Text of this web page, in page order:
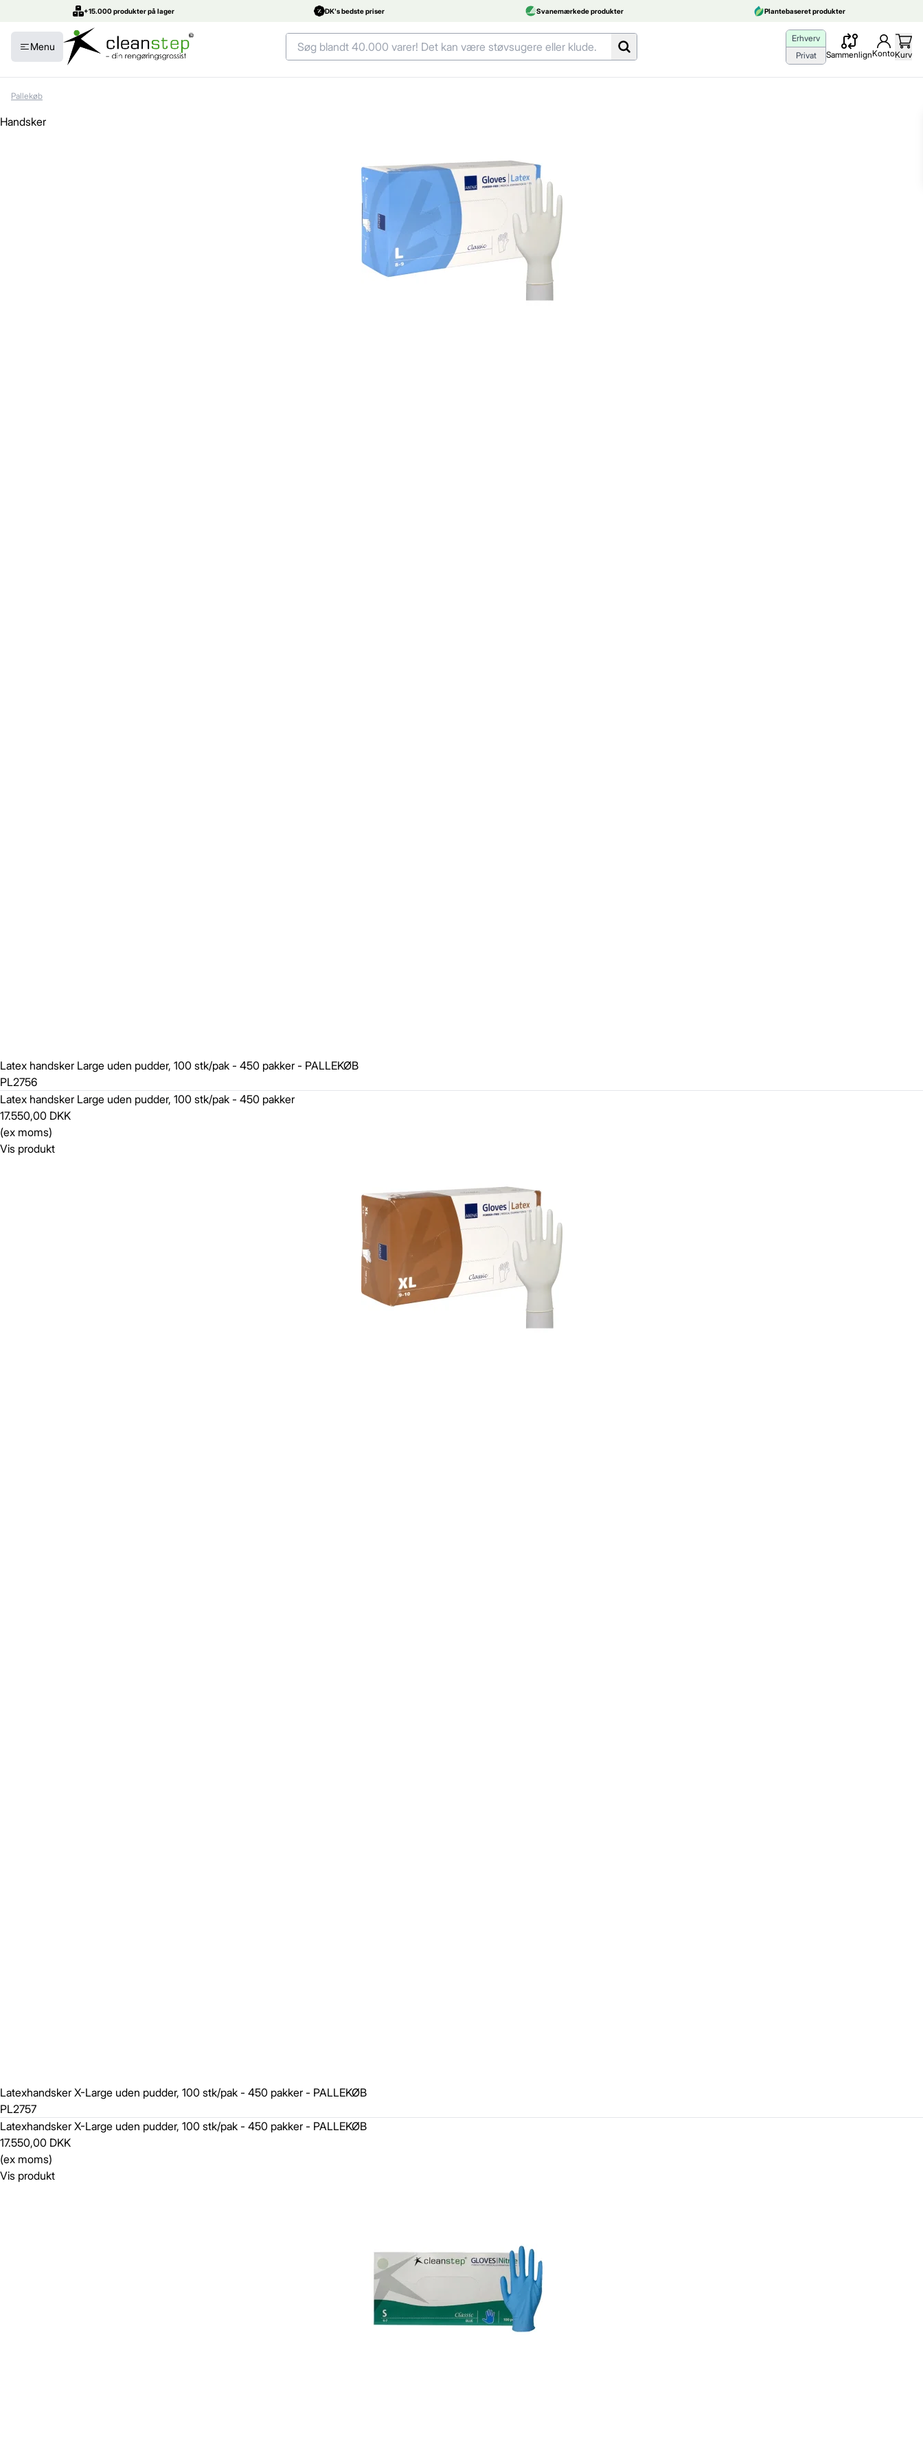
+15.000 produkter på lager DK's bedste priser Svanemærkede produkter Plantebaseret produkter
Menu
Erhverv
Privat
SammenlignKontoKurv
Pallekøb
Handsker
Latex handsker Large uden pudder, 100 stk/pak - 450 pakker - PALLEKØB
PL2756
Latex handsker Large uden pudder, 100 stk/pak - 450 pakker
17.550,00 DKK
(ex moms)
Vis produkt
Latexhandsker X-Large uden pudder, 100 stk/pak - 450 pakker - PALLEKØB
PL2757
Latexhandsker X-Large uden pudder, 100 stk/pak - 450 pakker - PALLEKØB
17.550,00 DKK
(ex moms)
Vis produkt